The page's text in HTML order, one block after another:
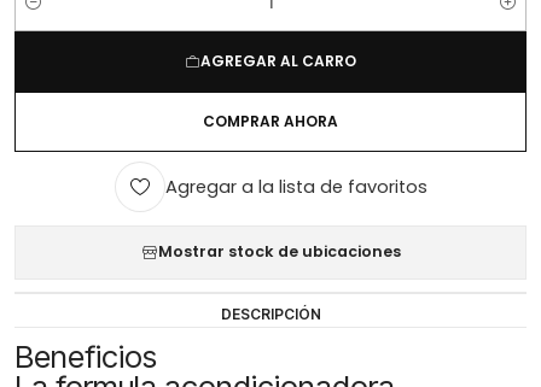
Cantidad
AGREGAR AL CARRO
COMPRAR AHORA
Agregar a la lista de favoritos
Mostrar stock de ubicaciones
DESCRIPCIÓN
Beneficios